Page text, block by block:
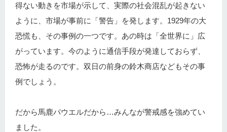
得ない動きを市場が示して、実際の社会混乱が起きない
ように、市場が事前に「警告」を発します。1929年の大
恐慌も、その事例の一つです。あの時は「全世界に」広
がっています。今のように通信手段が発達しておらず、
恐怖が走るのです。双日の前身の鈴木商店などもその事
例でしょう。
だから馬鹿パウエルだから…みんなが警戒感を強めてい
ました。